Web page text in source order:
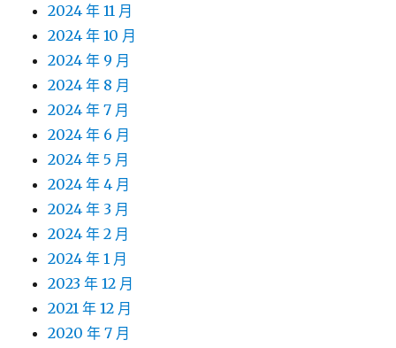
2024 年 11 月
2024 年 10 月
2024 年 9 月
2024 年 8 月
2024 年 7 月
2024 年 6 月
2024 年 5 月
2024 年 4 月
2024 年 3 月
2024 年 2 月
2024 年 1 月
2023 年 12 月
2021 年 12 月
2020 年 7 月